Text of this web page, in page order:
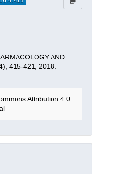
AND
415-421, 2018.
Attribution 4.0